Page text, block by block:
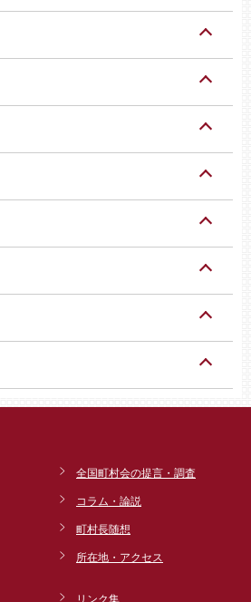
全国町村会の提言・調査
コラム・論説
町村長随想
所在地・アクセス
リンク集